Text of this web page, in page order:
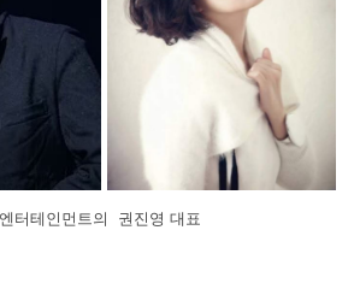
터테인먼트의 권진영 대표